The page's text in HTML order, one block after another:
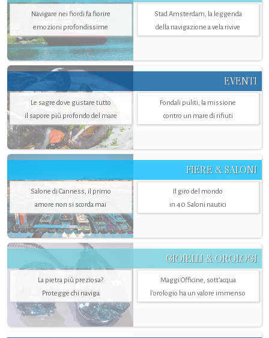
Navigare nei fiordi fa fiorire
emozioni profondissime
Stad Amsterdam, la leggenda
della navigazione a vela rivive
EVENTI
Le sagre dove gustare tutto
il sapore più profondo del mare
Fondali puliti, la missione
contro un mare di rifiuti
FIERE & SALONI
Salone di Canness, il primo
amore non si scorda mai
Il giro del mondo
in 40 Saloni nautici
GIOIELLI & OROLOGI
La pietra più preziosa?
Protegge chi naviga
Maggi Officine, sott’acqua
l'orologio ha un valore immenso